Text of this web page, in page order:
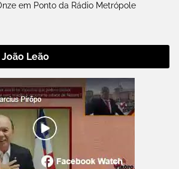
em Ponto da Rádio Metrópole
Leão